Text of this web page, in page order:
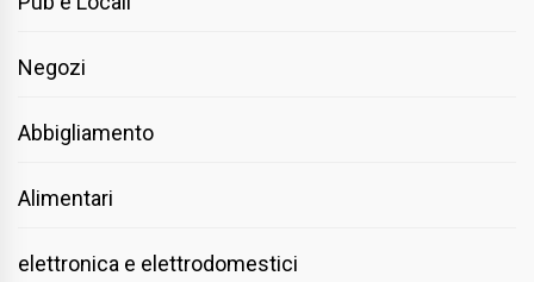
Negozi
Abbigliamento
Alimentari
elettronica e elettrodomestici